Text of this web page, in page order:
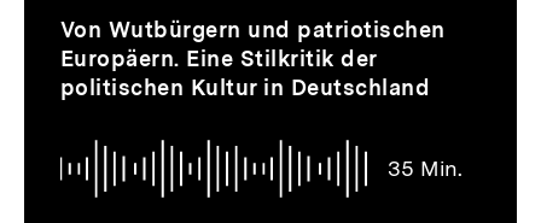
Thematik
Inhaltskarussell
überspringen
35 Min.
Audio
Dauer
35
Min.
Von Wutbürgern und patriotischen
Europäern. Eine Stilkritik der
politischen Kultur in Deutschland